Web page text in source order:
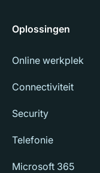
Oplossingen
Online werkplek
Connectiviteit
Security
Telefonie
Microsoft 365